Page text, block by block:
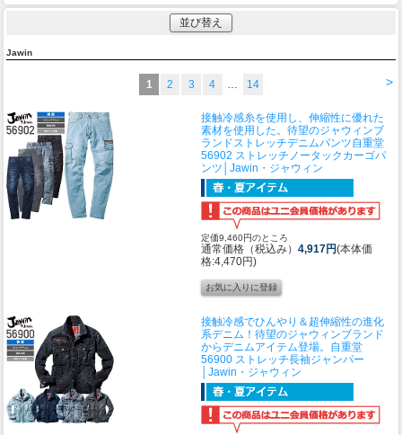
並び替え
Jawin
>
1 2 3 4 14
接触冷感糸を使用し、伸縮性に優れた
素材を使用した。待望のジャウィンブ
ランドストレッチデニムパンツ自重堂
56902 ストレッチノータックカーゴパ
ンツ│Jawin・ジャウィン
定価9,460円のところ
通常価格（税込み） 4,917円(本体価
格:4,470円)
接触冷感でひんやり＆超伸縮性の進化
系デニム！待望のジャウィンブランド
からデニムアイテム登場。 自重堂
56900 ストレッチ長袖ジャンパー
│Jawin・ジャウィン